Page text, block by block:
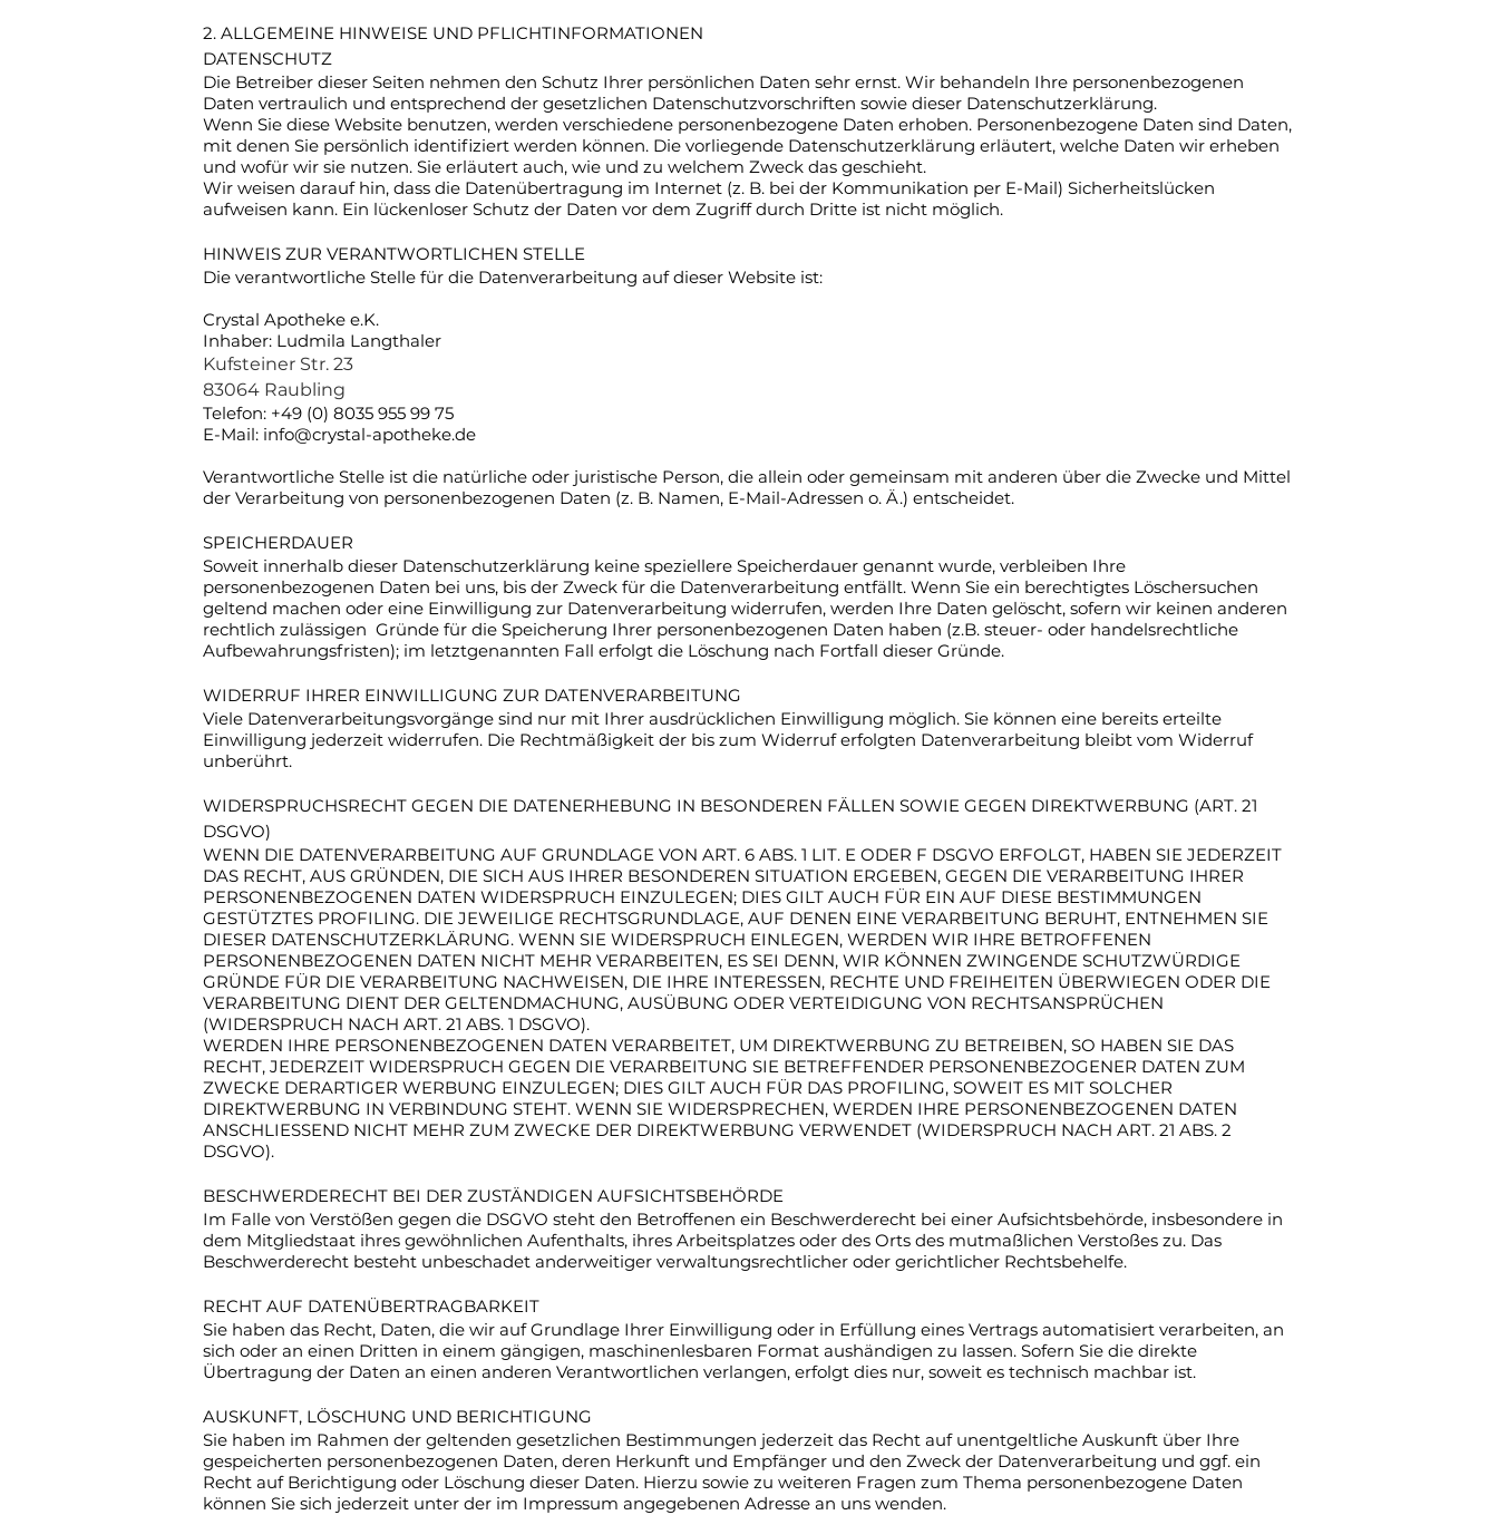
2. ALLGEMEINE HINWEISE UND PFLICHT­INFORMATIONEN
DATENSCHUTZ
Die Betreiber dieser Seiten nehmen den Schutz Ihrer persönlichen Daten sehr ernst. Wir behandeln Ihre personenbezogenen
Daten vertraulich und entsprechend der gesetzlichen Datenschutzvorschriften sowie dieser Datenschutzerklärung.
Wenn Sie diese Website benutzen, werden verschiedene personenbezogene Daten erhoben. Personenbezogene Daten sind Daten,
mit denen Sie persönlich identifiziert werden können. Die vorliegende Datenschutzerklärung erläutert, welche Daten wir erheben
und wofür wir sie nutzen. Sie erläutert auch, wie und zu welchem Zweck das geschieht.
Wir weisen darauf hin, dass die Datenübertragung im Internet (z. B. bei der Kommunikation per E-Mail) Sicherheitslücken
aufweisen kann. Ein lückenloser Schutz der Daten vor dem Zugriff durch Dritte ist nicht möglich.
HINWEIS ZUR VERANTWORTLICHEN STELLE
Die verantwortliche Stelle für die Datenverarbeitung auf dieser Website ist:
Crystal Apotheke e.K.
Inhaber: Ludmila Langthaler
Kufsteiner Str. 23
83064 Raubling
Telefon: +49 (0) 8035 955 99 75
E-Mail: info@crystal-apotheke.de
Verantwortliche Stelle ist die natürliche oder juristische Person, die allein oder gemeinsam mit anderen über die Zwecke und Mittel
der Verarbeitung von personenbezogenen Daten (z. B. Namen, E-Mail-Adressen o. Ä.) entscheidet.
SPEICHERDAUER
Soweit innerhalb dieser Datenschutzerklärung keine speziellere Speicherdauer genannt wurde, verbleiben Ihre
personenbezogenen Daten bei uns, bis der Zweck für die Datenverarbeitung entfällt. Wenn Sie ein berechtigtes Löschersuchen
geltend machen oder eine Einwilligung zur Datenverarbeitung widerrufen, werden Ihre Daten gelöscht, sofern wir keinen anderen
rechtlich zulässigen Gründe für die Speicherung Ihrer personenbezogenen Daten haben (z.B. steuer- oder handelsrechtliche
Aufbewahrungsfristen); im letztgenannten Fall erfolgt die Löschung nach Fortfall dieser Gründe.
WIDERRUF IHRER EINWILLIGUNG ZUR DATENVERARBEITUNG
Viele Datenverarbeitungsvorgänge sind nur mit Ihrer ausdrücklichen Einwilligung möglich. Sie können eine bereits erteilte
Einwilligung jederzeit widerrufen. Die Rechtmäßigkeit der bis zum Widerruf erfolgten Datenverarbeitung bleibt vom Widerruf
unberührt.
WIDERSPRUCHSRECHT GEGEN DIE DATENERHEBUNG IN BESONDEREN FÄLLEN SOWIE GEGEN DIREKTWERBUNG (ART. 21
DSGVO)
WENN DIE DATENVERARBEITUNG AUF GRUNDLAGE VON ART. 6 ABS. 1 LIT. E ODER F DSGVO ERFOLGT, HABEN SIE JEDERZEIT
DAS RECHT, AUS GRÜNDEN, DIE SICH AUS IHRER BESONDEREN SITUATION ERGEBEN, GEGEN DIE VERARBEITUNG IHRER
PERSONENBEZOGENEN DATEN WIDERSPRUCH EINZULEGEN; DIES GILT AUCH FÜR EIN AUF DIESE BESTIMMUNGEN
GESTÜTZTES PROFILING. DIE JEWEILIGE RECHTSGRUNDLAGE, AUF DENEN EINE VERARBEITUNG BERUHT, ENTNEHMEN SIE
DIESER DATENSCHUTZERKLÄRUNG. WENN SIE WIDERSPRUCH EINLEGEN, WERDEN WIR IHRE BETROFFENEN
PERSONENBEZOGENEN DATEN NICHT MEHR VERARBEITEN, ES SEI DENN, WIR KÖNNEN ZWINGENDE SCHUTZWÜRDIGE
GRÜNDE FÜR DIE VERARBEITUNG NACHWEISEN, DIE IHRE INTERESSEN, RECHTE UND FREIHEITEN ÜBERWIEGEN ODER DIE
VERARBEITUNG DIENT DER GELTENDMACHUNG, AUSÜBUNG ODER VERTEIDIGUNG VON RECHTSANSPRÜCHEN
(WIDERSPRUCH NACH ART. 21 ABS. 1 DSGVO).
WERDEN IHRE PERSONENBEZOGENEN DATEN VERARBEITET, UM DIREKTWERBUNG ZU BETREIBEN, SO HABEN SIE DAS
RECHT, JEDERZEIT WIDERSPRUCH GEGEN DIE VERARBEITUNG SIE BETREFFENDER PERSONENBEZOGENER DATEN ZUM
ZWECKE DERARTIGER WERBUNG EINZULEGEN; DIES GILT AUCH FÜR DAS PROFILING, SOWEIT ES MIT SOLCHER
DIREKTWERBUNG IN VERBINDUNG STEHT. WENN SIE WIDERSPRECHEN, WERDEN IHRE PERSONENBEZOGENEN DATEN
ANSCHLIESSEND NICHT MEHR ZUM ZWECKE DER DIREKTWERBUNG VERWENDET (WIDERSPRUCH NACH ART. 21 ABS. 2
DSGVO).
BESCHWERDE­RECHT BEI DER ZUSTÄNDIGEN AUFSICHTS­BEHÖRDE
Im Falle von Verstößen gegen die DSGVO steht den Betroffenen ein Beschwerderecht bei einer Aufsichtsbehörde, insbesondere in
dem Mitgliedstaat ihres gewöhnlichen Aufenthalts, ihres Arbeitsplatzes oder des Orts des mutmaßlichen Verstoßes zu. Das
Beschwerderecht besteht unbeschadet anderweitiger verwaltungsrechtlicher oder gerichtlicher Rechtsbehelfe.
RECHT AUF DATEN­ÜBERTRAG­BARKEIT
Sie haben das Recht, Daten, die wir auf Grundlage Ihrer Einwilligung oder in Erfüllung eines Vertrags automatisiert verarbeiten, an
sich oder an einen Dritten in einem gängigen, maschinenlesbaren Format aushändigen zu lassen. Sofern Sie die direkte
Übertragung der Daten an einen anderen Verantwortlichen verlangen, erfolgt dies nur, soweit es technisch machbar ist.
AUSKUNFT, LÖSCHUNG UND BERICHTIGUNG
Sie haben im Rahmen der geltenden gesetzlichen Bestimmungen jederzeit das Recht auf unentgeltliche Auskunft über Ihre
gespeicherten personenbezogenen Daten, deren Herkunft und Empfänger und den Zweck der Datenverarbeitung und ggf. ein
Recht auf Berichtigung oder Löschung dieser Daten. Hierzu sowie zu weiteren Fragen zum Thema personenbezogene Daten
können Sie sich jederzeit unter der im Impressum angegebenen Adresse an uns wenden.